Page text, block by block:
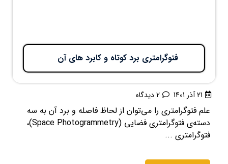
فتوگرامتری برد کوتاه و کابرد های آن
21 آذر 1401 2 دیدگاه
علم فتوگرامتری را می‌توان از لحاظ فاصله و برد آن به سه
دسته‌ی فتوگرامتری فضایی (Space Photogrammetry)،
فتوگرامتری ...